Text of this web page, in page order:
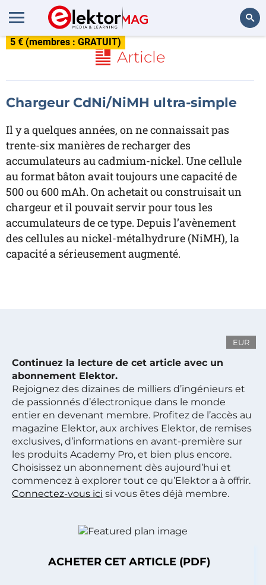
5 € (membres : GRATUIT)
Article
Chargeur CdNi/NiMH ultra-simple
Il y a quelques années, on ne connaissait pas
trente-six manières de recharger des
accumulateurs au cadmium-nickel. Une cellule
au format bâton avait toujours une capacité de
500 ou 600 mAh. On achetait ou construisait un
chargeur et il pouvait servir pour tous les
accumulateurs de ce type. Depuis l’avènement
des cellules au nickel-métalhydrure (NiMH), la
capacité a sérieusement augmenté.
EUR
Continuez la lecture de cet article avec un
abonnement Elektor.
Rejoignez des dizaines de milliers d’ingénieurs et
de passionnés d’électronique dans le monde
entier en devenant membre. Profitez de l’accès au
magazine Elektor, aux archives Elektor, de remises
exclusives, d’informations en avant-première sur
les produits Academy Pro, et bien plus encore.
Choisissez un abonnement dès aujourd’hui et
commencez à explorer tout ce qu’Elektor a à offrir.
Connectez-vous ici si vous êtes déjà membre.
ACHETER CET ARTICLE (PDF)